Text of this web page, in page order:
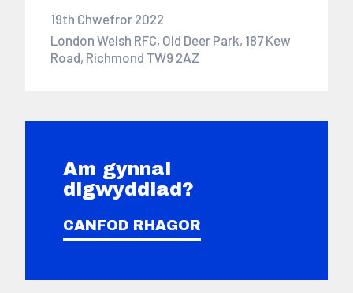
19th Chwefror 2022
London Welsh RFC, Old Deer Park, 187 Kew
Road, Richmond TW9 2AZ
Am gynnal
digwyddiad?
CANFOD RHAGOR